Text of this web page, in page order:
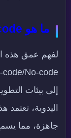
ما هو Low-code/No-code؟
لفهم عمق هذه
إلى بيئات
اليدوية،
جاهزة، مما